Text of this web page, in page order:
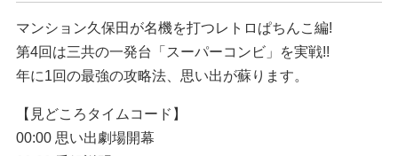
マンション久保田が名機を打つレトロぱちんこ編!
第4回は三共の一発台「スーパーコンビ」を実戦!!
年に1回の最強の攻略法、思い出が蘇ります。
【見どころタイムコード】
00:00 思い出劇場開幕